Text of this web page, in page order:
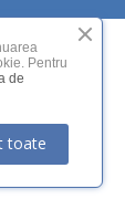
Pentru
de
toate